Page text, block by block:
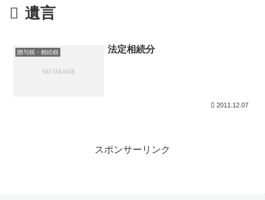
遺言
贈与税・相続税 法定相続分
2011.12.07
スポンサーリンク